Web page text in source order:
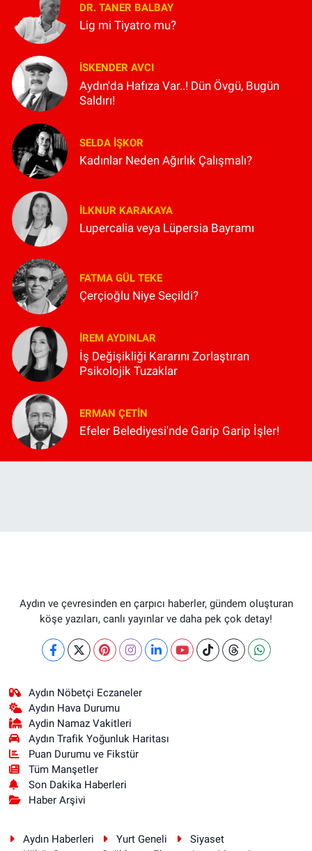
DR. TANER BALBAY
Lig mi Tiyatro mu?
İSKENDER AVCI
Aydın'da Hafıza Var..! Dün Övgü, Bugün
Saldırı!
SELDA İŞKOR
Kadınlar Neden Ağırlık Çalışmalı?
İLKNUR KARAKAYA
Lupercalia veya Lüpersia Bayramı
FATMA GÜL TEKE
Çerçioğlu Niye Seçildi?
İREM AYDINLAR
İş Değişikliği Kararını Zorlaştıran
Psikolojik Tuzaklar
ERMAN ÇETIN
Efeler Belediyesi'nde Garip Garip İşler!
Aydın ve çevresinden en çarpıcı haberler, gündem oluşturan
köşe yazıları, canlı yayınlar ve daha pek çok detay!
Aydın Nöbetçi Eczaneler
Aydın Hava Durumu
Aydin Namaz Vakitleri
Aydın Trafik Yoğunluk Haritası
Puan Durumu ve Fikstür
Tüm Manşetler
Son Dakika Haberleri
Haber Arşivi
Aydın Haberleri Yurt Geneli
Siyaset